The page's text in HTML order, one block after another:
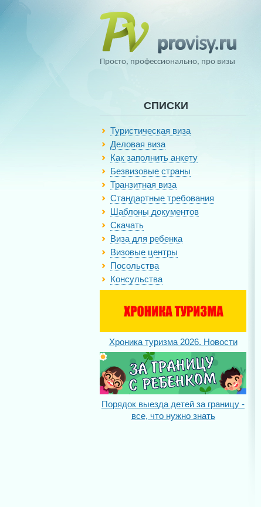
Просто, профессионально, про визы
СПИСКИ
Туристическая виза
Деловая виза
Как заполнить анкету
Безвизовые страны
Транзитная виза
Стандартные требования
Шаблоны документов
Скачать
Виза для ребенка
Визовые центры
Посольства
Консульства
Хроника туризма 2026. Новости
Порядок выезда детей за границу -
все, что нужно знать